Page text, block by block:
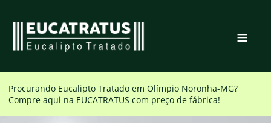
≡
Procurando Eucalipto Tratado emOlímpio Noronha-MG?
Compre aqui na EUCATRATUS com preço de fábrica!